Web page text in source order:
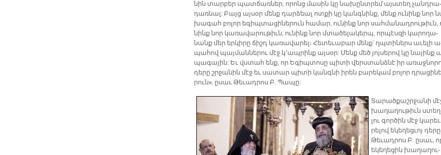
նին տար­բեր պատ­ճառ­ներ, ո­րոնց մա­սին կը նա­խընտ­րեմ այս­տեղ չանդ­րա­
դառ­նալ: Բայց այ­սօր մենք դար­ձեալ ոտ­քի կը կանգ­նինք, մենք ու­նինք նոր
խա­գահ բո­լոր ե­գիպ­տա­ցի­նե­րուն հա­մար, ու­նինք նոր սահ­մա­նադ­րու­թիւն,
նինք նոր կա­ռա­վա­րու­թիւն, ու­նինք նոր մտա­ծե­լա­կերպ, որ­պէս­զի կա­րո­ղա­
նանք մեր եր­կի­րը ճիշդ կա­ռա­վա­րել։ Հե­տե­ւա­բար մենք՝ ղպտի­ներս ա­ւե­լի
պա­հով պայ­ման­նե­րու մէջ կ՚ապ­րինք այ­սօր: Մենք մեծ յոյ­սե­րով կը նա­յինք
պա­գա­յին: Եւ վստահ ենք, որ Ե­գիպ­տո­սը պի­տի վերս­տանձ­նէ իր
դե­րը շրջա­նին մէջ եւ սա­տար պի­տի կանգ­նի ի­րեն բա­րե­կամ բո­լոր
րու­ն», ը­սաւ Թե­ւադ­րոս Բ. Պա­պը:
Տա­րա­ծքաշր­ջա­նի
խա­ղա­ղու­թիւն
լու գոր­ծին մէջ
րե­լով ե­կե­ղեց­ւոյ
Թե­ւադ­րոս Բ. ը­սաւ,
ե­կե­ղե­ցին խա­ղա­ղու­